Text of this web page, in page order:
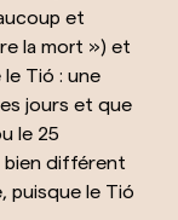
et
la mort ») et
Tió : une
jours et que
le 25
bien différent
puisque le Tió